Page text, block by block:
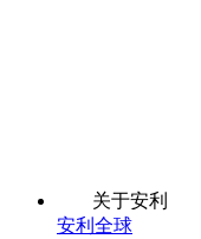
关于安利
安利全球